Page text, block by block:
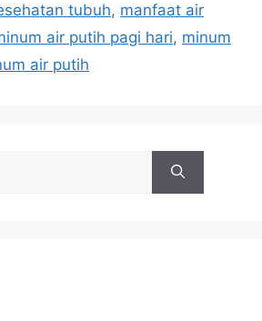
tubuh, manfaat air
air putih pagi hari, minum
air putih